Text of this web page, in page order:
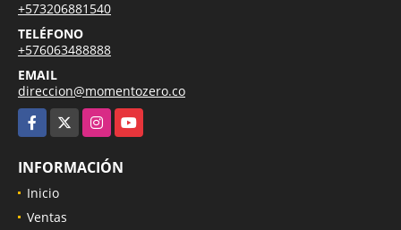
MÓVIL
+573206881540
TELÉFONO
+576063488888
EMAIL
direccion@momentozero.co
Facebook
X Instagram
YouTube
INFORMACIÓN
Inicio